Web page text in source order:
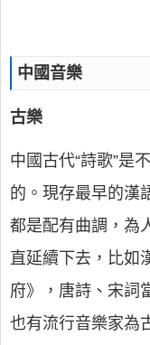
中國音樂
古樂
中國古代“詩歌”是
的。現存最早的漢
都是配有曲調，為
直延續下去，比如
府》，唐詩、宋詞
也有流行音樂家為